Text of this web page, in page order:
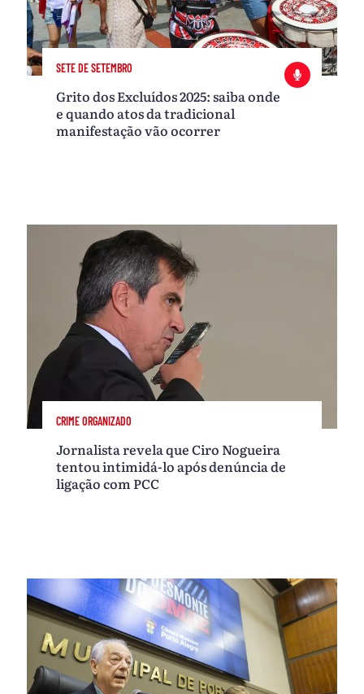
SETE DE SETEMBRO
Grito dos Excluídos 2025: saiba onde
e quando atos da tradicional
manifestação vão ocorrer
CRIME ORGANIZADO
Jornalista revela que Ciro Nogueira
tentou intimidá-lo após denúncia de
ligação com PCC